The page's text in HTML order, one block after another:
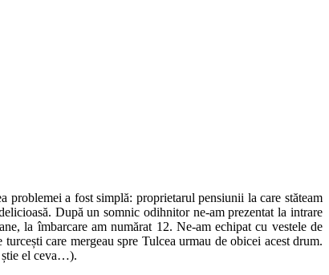
a fost simplă: proprietarul pensiunii la care stăteam
După un somnic odihnitor ne-am prezentat la intrare
la îmbarcare am numărat 12. Ne-am echipat cu vestele de
care mergeau spre Tulcea urmau de obicei acest drum.
știe el ceva…).